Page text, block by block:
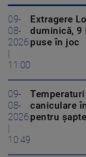
09-
08-
2026
11:00
Extragere
duminică, 9
puse în joc
09-
08-
2026
10:49
caniculare
pentru